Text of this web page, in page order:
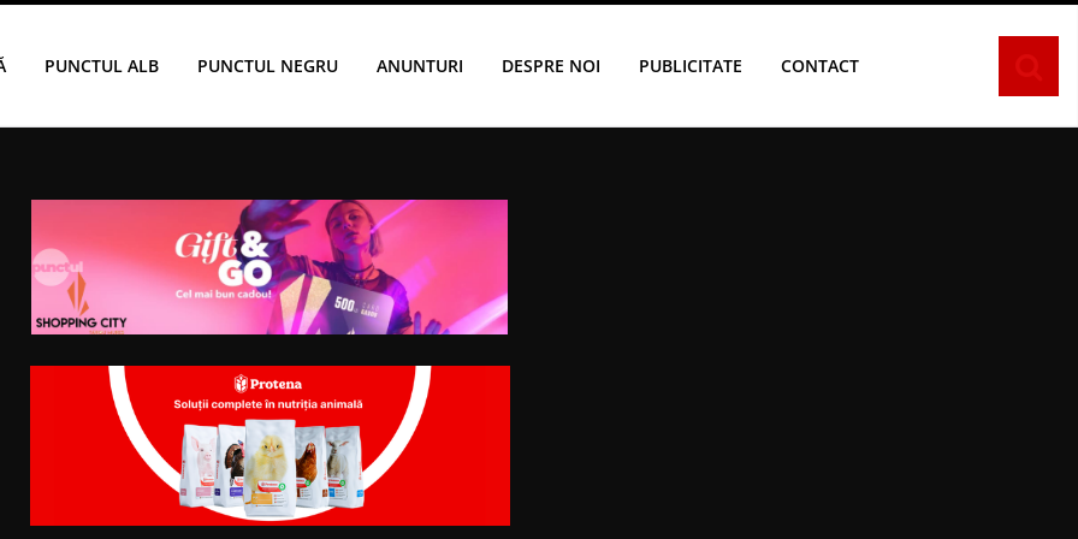
PUNCTUL ALB PUNCTUL NEGRU ANUNTURI DESPRE NOI PUBLICITATE CONTACT